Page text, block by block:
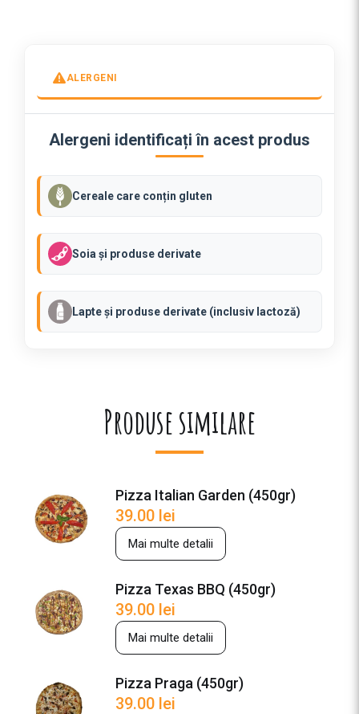
ALERGENI
Alergeni identificați în acest produs
Cereale care conțin gluten
Soia și produse derivate
Lapte și produse derivate (inclusiv lactoză)
Produse similare
Pizza Italian Garden (450gr)
39.00 lei
Mai multe detalii
Pizza Texas BBQ (450gr)
39.00 lei
Mai multe detalii
Pizza Praga (450gr)
39.00 lei